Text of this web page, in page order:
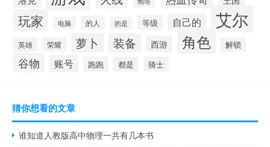
玩家 电脑 的人 的是 等级 自己的 艾尔
英雄 荣耀 萝卜 装备 西游 角色 解锁
谷物 账号 跑跑 都是 骑士
猜你想看的文章
谁知道人教版高中物理一共有几本书